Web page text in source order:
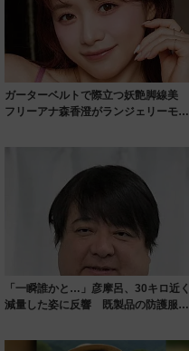
ガーターベルトで際立つ妖艶脚線美
フリーアナ森香澄がランジェリーモデ
「一瞬誰かと…」彦摩呂、30キロ近く
減量した姿に反響 既製品の防護服が